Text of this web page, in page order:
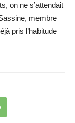
on ne s’attendait
membre
pris l’habitude